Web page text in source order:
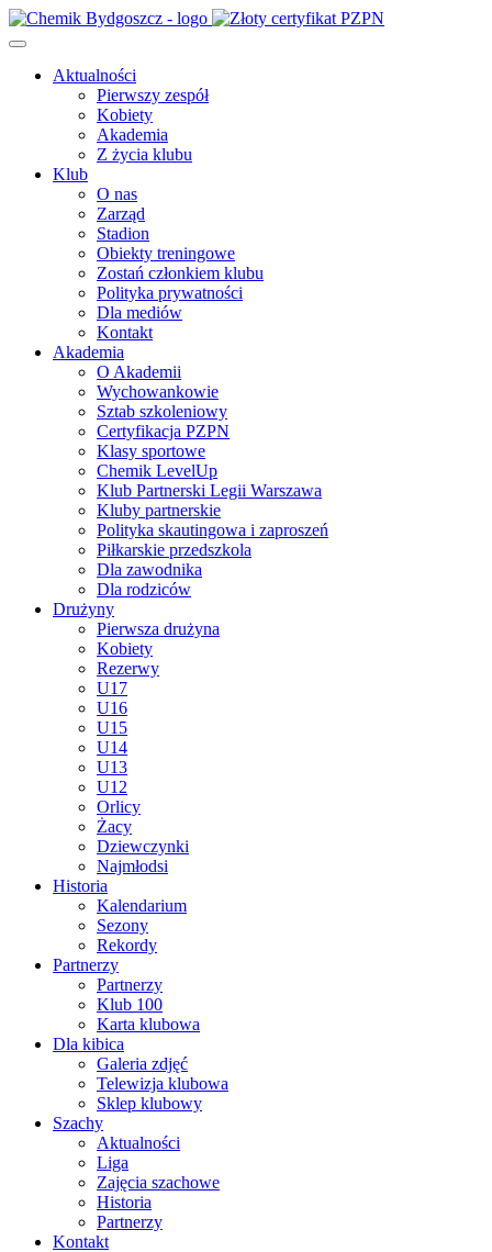
Aktualności
Pierwszy zespół
Kobiety
Akademia
Z życia klubu
Klub
O nas
Zarząd
Stadion
Obiekty treningowe
Zostań członkiem klubu
Polityka prywatności
Dla mediów
Kontakt
Akademia
O Akademii
Wychowankowie
Sztab szkoleniowy
Certyfikacja PZPN
Klasy sportowe
Chemik LevelUp
Klub Partnerski Legii Warszawa
Kluby partnerskie
Polityka skautingowa i zaproszeń
Piłkarskie przedszkola
Dla zawodnika
Dla rodziców
Drużyny
Pierwsza drużyna
Kobiety
Rezerwy
U17
U16
U15
U14
U13
U12
Orlicy
Żacy
Dziewczynki
Najmłodsi
Historia
Kalendarium
Sezony
Rekordy
Partnerzy
Partnerzy
Klub 100
Karta klubowa
Dla kibica
Galeria zdjęć
Telewizja klubowa
Sklep klubowy
Szachy
Aktualności
Liga
Zajęcia szachowe
Historia
Partnerzy
Kontakt